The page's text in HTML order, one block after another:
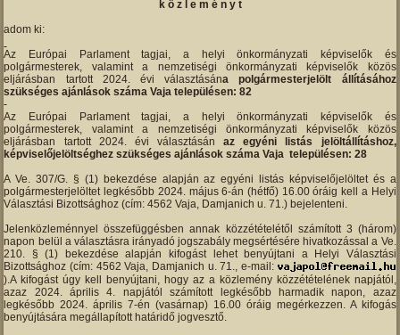
k ö z l e m é n y t
adom ki:
Az Európai Parlament tagjai, a helyi önkormányzati képviselők és
polgármesterek, valamint a nemzetiségi önkormányzati képviselők közös
eljárásban tartott 2024. évi választásána polgármesterjelölt állításához
szükséges ajánlások száma Vaja településen: 82
Az Európai Parlament tagjai, a helyi önkormányzati képviselők és
polgármesterek, valamint a nemzetiségi önkormányzati képviselők közös
eljárásban tartott 2024. évi választásánaz egyéni listás jelöltállításhoz,
képviselőjelöltséghez szükséges ajánlások száma Vaja településen: 28
A Ve. 307/G. § (1) bekezdése alapján az egyéni listás képviselőjelöltet és a
polgármesterjelöltet legkésőbb 2024. május 6-án (hétfő) 16.00 óráig kell a Helyi
Választási Bizottsághoz (cím: 4562 Vaja, Damjanich u. 71.) bejelenteni.
Jelenközleménnyel összefüggésben annak közzétételétől számított 3 (három)
napon belül a választásra irányadó jogszabály megsértésére hivatkozással a Ve.
210. § (1) bekezdése alapján kifogást lehet benyújtani a Helyi Választási
Bizottsághoz (cím: 4562 Vaja, Damjanich u. 71., e-mail:
).A kifogást úgy kell benyújtani, hogy az a közlemény közzétételének napjától,
azaz 2024. április 4. napjától számított legkésőbb harmadik napon, azaz
legkésőbb 2024. április 7-én (vasárnap) 16.00 óráig megérkezzen. A kifogás
benyújtására megállapított határidő jogvesztő.